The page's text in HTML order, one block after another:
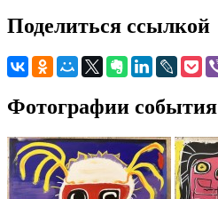
Поделиться ссылкой
Фотографии события